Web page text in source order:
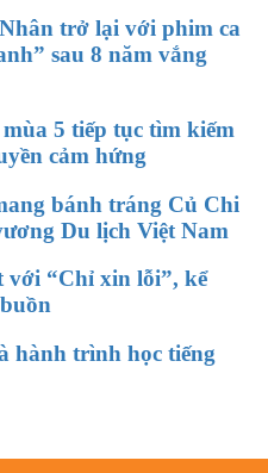
trở lại với phim ca
sau 8 năm vắng
5 tiếp tục tìm kiếm
cảm hứng
bánh tráng Củ Chi
Du lịch Việt Nam
với “Chỉ xin lỗi”, kể
hành trình học tiếng